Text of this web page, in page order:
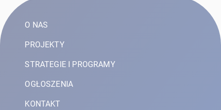
O NAS
PROJEKTY
STRATEGIE I PROGRAMY
OGŁOSZENIA
KONTAKT